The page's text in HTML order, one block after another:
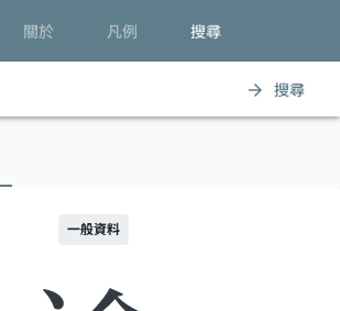
關於 凡例 搜尋
arrow_forward 搜尋
一般資料